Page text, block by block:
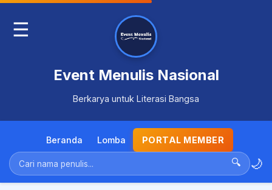
☰
Event Menulis Nasional
Berkarya untuk Literasi Bangsa
Beranda Lomba PORTAL MEMBER
🔍 🌙